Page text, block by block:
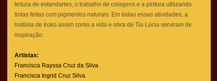
feitura de estandartes, o trabalho de colagens e a pintura utilizando
tintas feitas com pigmentos naturais. Em todas essas atividades, a
história de Iroko assim como a vida e obra de Tia Lúcia serviram de
inspiração.
Artistas:
Francisca Rayssa Cruz da Silva
Francisca Ingrid Cruz Silva